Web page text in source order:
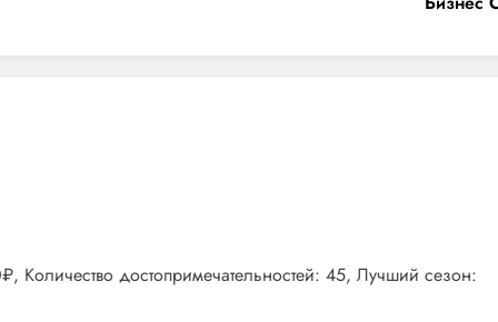
Количество достопримечательностей: 45, Лучший сезон: